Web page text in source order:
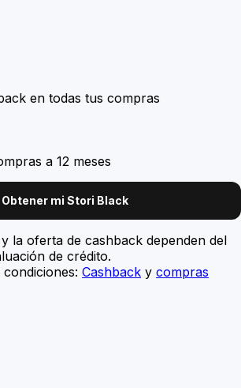
en todas tus compras
a 12 meses
Obtener mi Stori Black
la oferta de cashback dependen del
de crédito.
Cashback y compras